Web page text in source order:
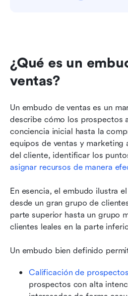
¿Qué es un
ventas?
Un embudo de ventas es un
describe cómo los prospectos
conciencia inicial hasta la
equipos de ventas y marketing
asignar recursos de manera
En esencia, el embudo ilustra
desde un gran grupo de
parte superior hasta un grupo
clientes leales en la parte
Un embudo bien definido
Calificación de prospectos
prospectos con alta